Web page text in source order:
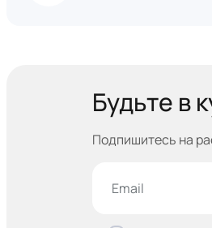
Будьте в
Подпишитесь на